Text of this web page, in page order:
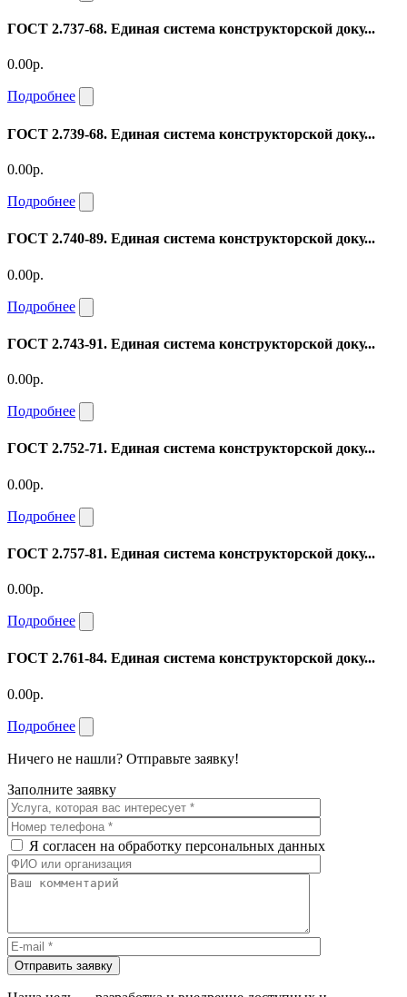
ГОСТ 2.737-68. Единая система конструкторской доку...
0.00р.
Подробнее
ГОСТ 2.739-68. Единая система конструкторской доку...
0.00р.
Подробнее
ГОСТ 2.740-89. Единая система конструкторской доку...
0.00р.
Подробнее
ГОСТ 2.743-91. Единая система конструкторской доку...
0.00р.
Подробнее
ГОСТ 2.752-71. Единая система конструкторской доку...
0.00р.
Подробнее
ГОСТ 2.757-81. Единая система конструкторской доку...
0.00р.
Подробнее
ГОСТ 2.761-84. Единая система конструкторской доку...
0.00р.
Подробнее
Ничего не нашли? Отправьте заявку!
Заполните заявку
Я согласен на обработку персональных данных
Отправить заявку